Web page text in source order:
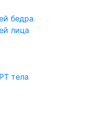
бедра
лица
тела